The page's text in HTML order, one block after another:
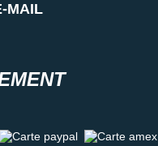
MAIL
Carte paypal Carte amex